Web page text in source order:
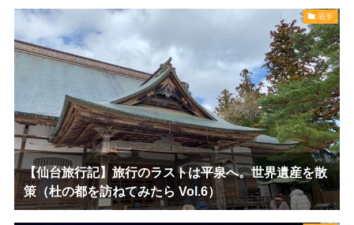
岩手
【仙台旅行記】旅行のラストは平泉へ。世界遺産を散
策（杜の都を訪ねてみたら Vol.6）